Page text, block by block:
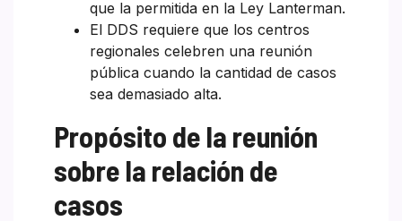
que la permitida en la Ley Lanterman.
El DDS requiere que los centros
regionales celebren una reunión
pública cuando la cantidad de casos
sea demasiado alta.
Propósito de la reunión
sobre la relación de
casos